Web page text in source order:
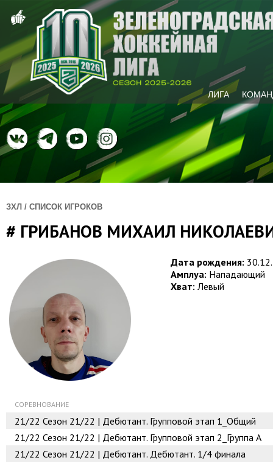
ЛИГА
ЗХЛ / СПИСОК ИГРОКОВ
# ГРИБАНОВ МИХАИЛ
Дата рождения:
Амплуа: Нападающий
Хват: Левый
СОРЕВНОВАНИЕ
21/22 Сезон 21/22 | Дебютант. Групповой этап 1_Общий
21/22 Сезон 21/22 | Дебютант. Групповой этап 2_Группа А
21/22 Сезон 21/22 | Дебютант. Дебютант. 1/4 финала